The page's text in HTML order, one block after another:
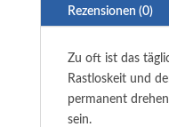
Rezensionen (0)
Zu oft ist das
Rastloskeit und
permanent
sein.